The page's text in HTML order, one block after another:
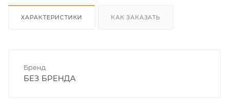
ХАРАКТЕРИСТИКИ КАК ЗАКАЗАТЬ
Бренд
БЕЗ БРЕНДА